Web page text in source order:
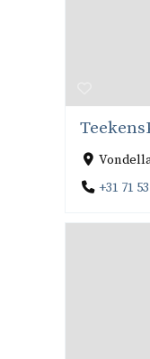
+31 71